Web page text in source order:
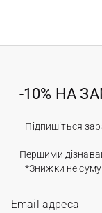
-10% НА
Підпишіться
Першими
*Знижки не